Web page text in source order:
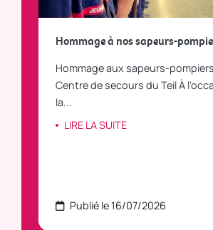
Hommage à nos sapeurs-
Hommage aux sapeurs-
Centre de secours du Teil À
la...
LIRE LA SUITE
Publié le 16/07/2026